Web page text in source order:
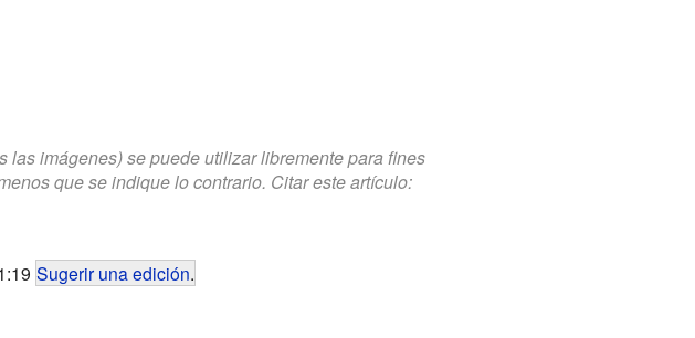
las imágenes) se puede utilizar libremente para fines
que se indique lo contrario. Citar este artículo:
Sugerir una edición.